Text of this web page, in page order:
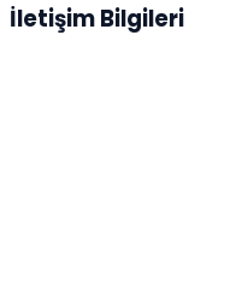
İletişim Bilgileri